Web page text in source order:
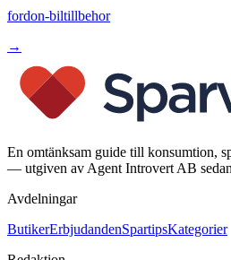
fordon-biltillbehor
→
En omtänksam guide till konsumtion,
— utgiven av Agent Introvert AB
Avdelningar
ButikerErbjudandenSpartipsKategorier